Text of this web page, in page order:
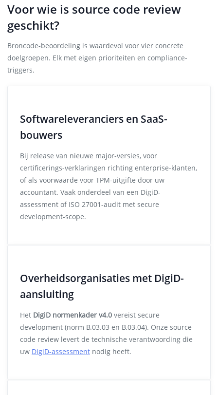
Voor wie is source code review
geschikt?
Broncode-beoordeling is waardevol voor vier concrete
doelgroepen. Elk met eigen prioriteiten en compliance-
triggers.
Softwareleveranciers en SaaS-
bouwers
Bij release van nieuwe major-versies, voor
certificerings-verklaringen richting enterprise-klanten,
of als voorwaarde voor TPM-uitgifte door uw
accountant. Vaak onderdeel van een DigiD-
assessment of ISO 27001-audit met secure
development-scope.
Overheidsorganisaties met DigiD-
aansluiting
Het DigiD normenkader v4.0 vereist secure
development (norm B.03.03 en B.03.04). Onze source
code review levert de technische verantwoording die
uw DigiD-assessment nodig heeft.